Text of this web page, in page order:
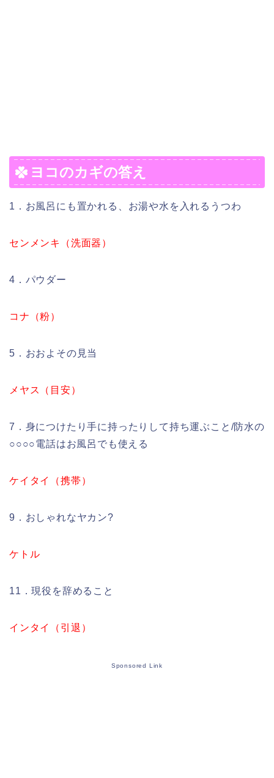
ヨコのカギの答え
1．お風呂にも置かれる、お湯や水を入れるうつわ
センメンキ（洗面器）
4．パウダー
コナ（粉）
5．おおよその見当
メヤス（目安）
7．身につけたり手に持ったりして持ち運ぶこと/防水の
○○○○電話はお風呂でも使える
ケイタイ（携帯）
9．おしゃれなヤカン?
ケトル
11．現役を辞めること
インタイ（引退）
Sponsored Link